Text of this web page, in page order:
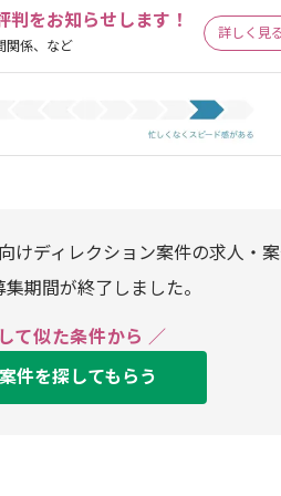
判をお知らせします！
関係、など
詳しく見
けディレクション案件の求人・
期間が終了しました。
て似た条件から ／
件を探してもらう